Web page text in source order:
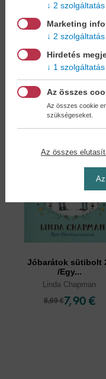
Csillagvarázs 1. -...
Linda Chapman
7,94 €6,90 €
Jóbarátok sütibolt
/Egy...
Linda Chapman
8,69 €7,90 €
2 szolgáltatás
Marketing
2 szolgáltatás
Hirdetés
1 szolgáltatás
Az összes
Az összes cookie
szükségeseket.
Az összes